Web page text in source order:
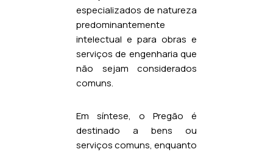
especializados de natureza
predominantemente
intelectual e para obras e
serviços de engenharia que
não sejam considerados
comuns.
Em síntese, o Pregão é
destinado a bens ou
serviços comuns, enquanto